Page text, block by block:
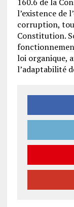
l’existence de
corruption,
Constitution.
loi organique,
l’adaptabilité